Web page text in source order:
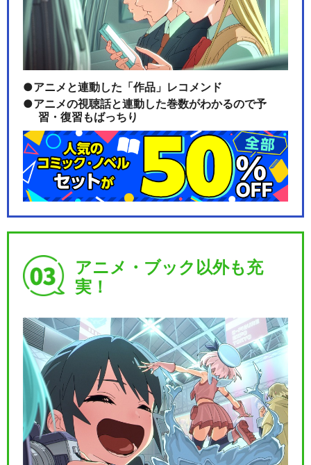
アニメと連動した「作品」レコメンド
アニメの視聴話と連動した巻数がわかるので予
習・復習もばっちり
アニメ・ブック以外も充
実！